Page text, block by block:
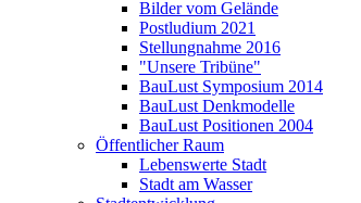
Bilder vom Gelände
Postludium 2021
Stellungnahme 2016
"Unsere Tribüne"
BauLust Symposium 2014
BauLust Denkmodelle
BauLust Positionen 2004
Öffentlicher Raum
Lebenswerte Stadt
Stadt am Wasser